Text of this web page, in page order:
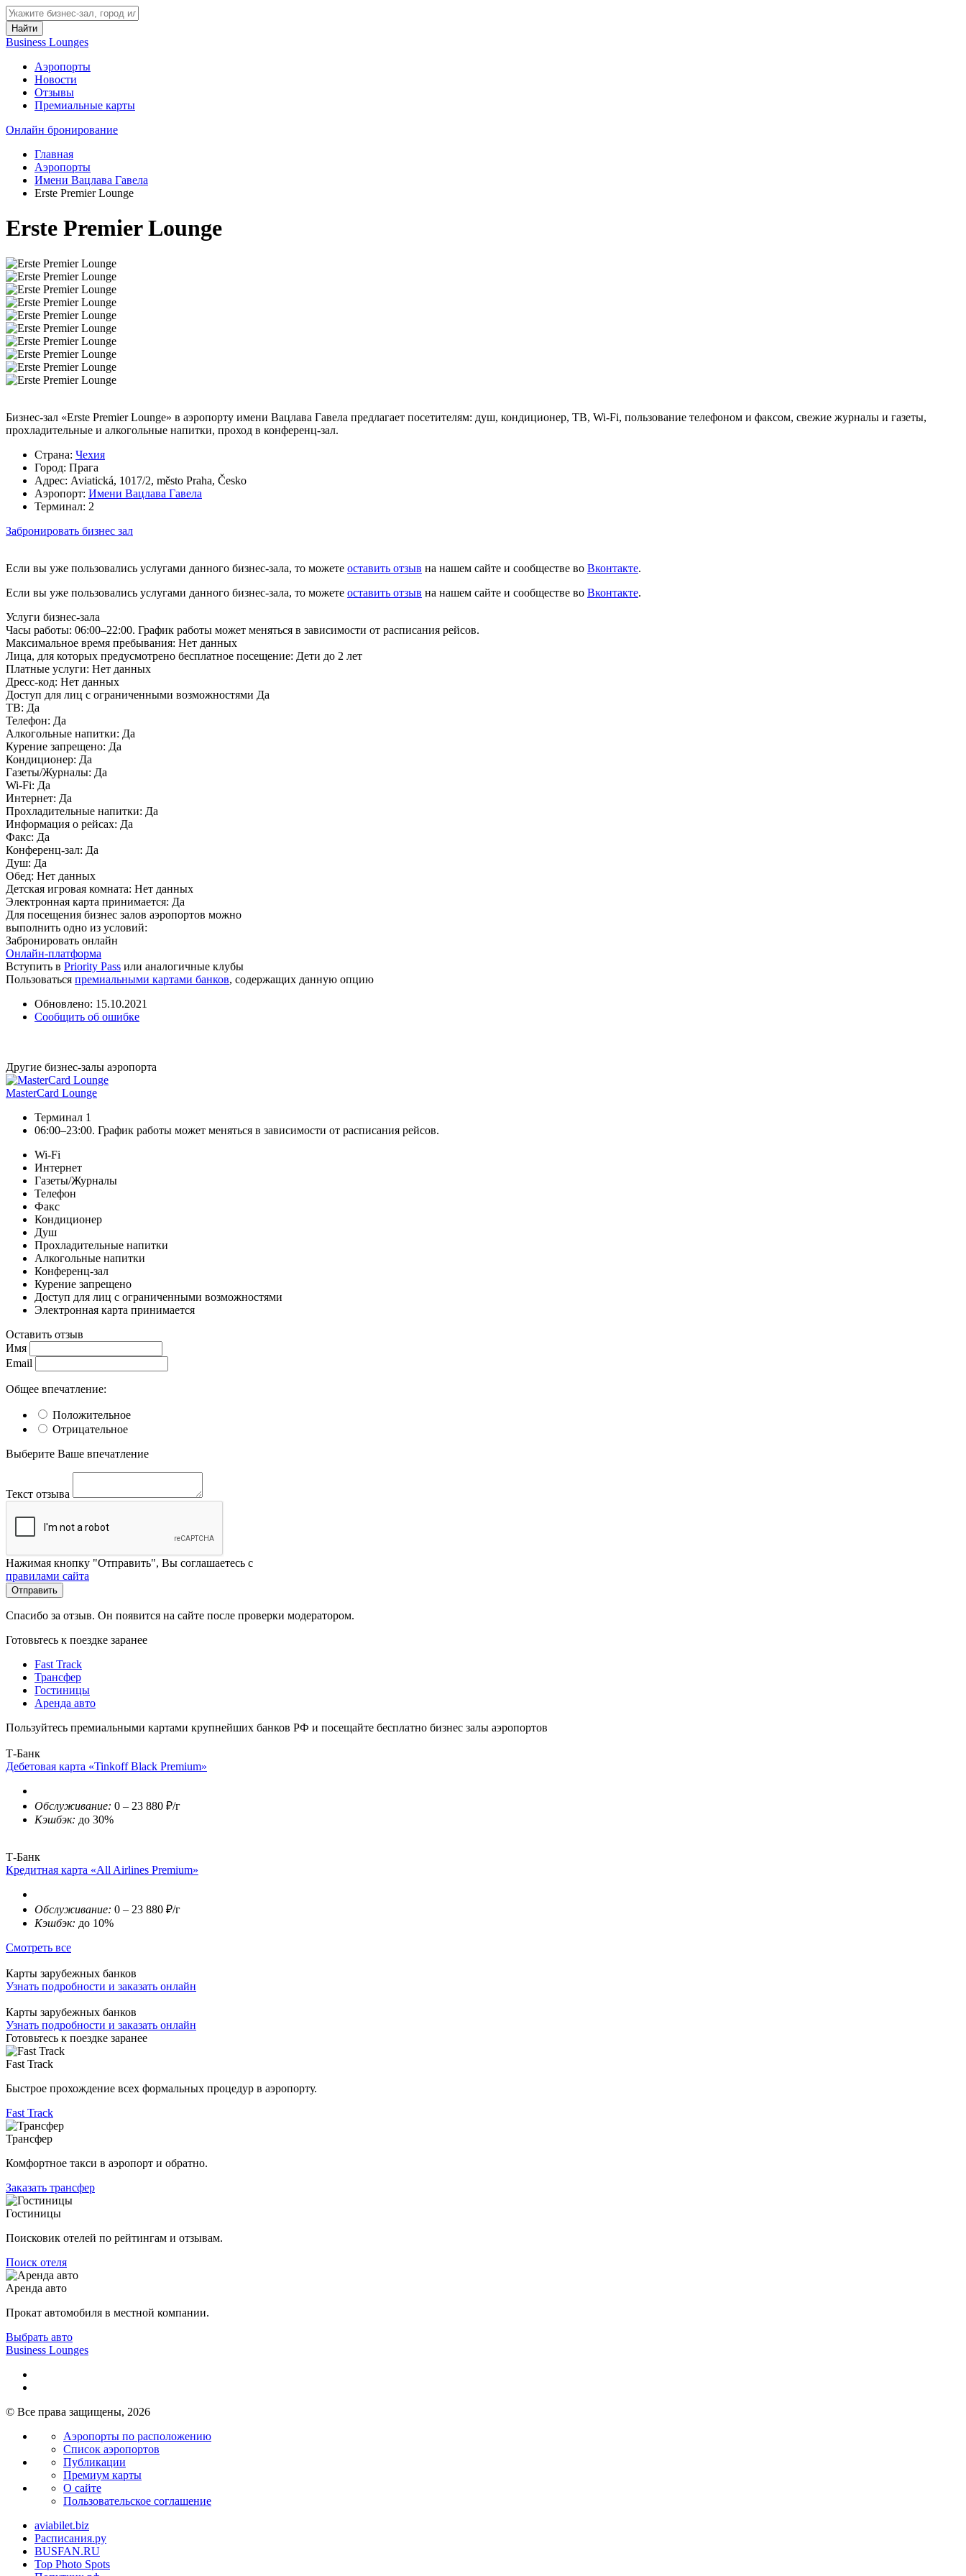
Найти
Business Lounges
Аэропорты
Новости
Отзывы
Премиальные карты
Онлайн бронирование
Главная
Аэропорты
Имени Вацлава Гавела
Erste Premier Lounge
Erste Premier Lounge
Бизнес-зал «Erste Premier Lounge» в аэропорту имени Вацлава Гавела предлагает посетителям: душ, кондиционер, ТВ, Wi-Fi, пользование телефоном и факсом, свежие журналы и газеты,
прохладительные и алкогольные напитки, проход в конференц-зал.
Страна: Чехия
Город: Прага
Адрес: Aviatická, 1017/2, město Praha, Česko
Аэропорт: Имени Вацлава Гавела
Терминал: 2
Забронировать бизнес зал
Если вы уже пользовались услугами данного бизнес-зала, то можете оставить отзыв на нашем сайте и сообществе во Вконтакте.
Если вы уже пользовались услугами данного бизнес-зала, то можете оставить отзыв на нашем сайте и сообществе во Вконтакте.
Услуги бизнес-зала
Часы работы: 06:00–22:00. График работы может меняться в зависимости от расписания рейсов.
Максимальное время пребывания: Нет данных
Лица, для которых предусмотрено бесплатное посещение: Дети до 2 лет
Платные услуги: Нет данных
Дресс-код: Нет данных
Доступ для лиц с ограниченными возможностями Да
ТВ: Да
Телефон: Да
Алкогольные напитки: Да
Курение запрещено: Да
Кондиционер: Да
Газеты/Журналы: Да
Wi-Fi: Да
Интернет: Да
Прохладительные напитки: Да
Информация о рейсах: Да
Факс: Да
Конференц-зал: Да
Душ: Да
Обед: Нет данных
Детская игровая комната: Нет данных
Электронная карта принимается: Да
Для посещения бизнес залов аэропортов можно
выполнить одно из условий:
Забронировать онлайн
Онлайн-платформа
Вступить в Priority Pass или аналогичные клубы
Пользоваться премиальными картами банков, содержащих данную опцию
Обновлено: 15.10.2021
Сообщить об ошибке
Другие бизнес-залы аэропорта
MasterCard Lounge
Терминал 1
06:00–23:00. График работы может меняться в зависимости от расписания рейсов.
Wi-Fi
Интернет
Газеты/Журналы
Телефон
Факс
Кондиционер
Душ
Прохладительные напитки
Алкогольные напитки
Конференц-зал
Курение запрещено
Доступ для лиц с ограниченными возможностями
Электронная карта принимается
Оставить отзыв
Имя
Email
Общее впечатление:
Положительное
Отрицательное
Выберите Ваше впечатление
Текст отзыва
Нажимая кнопку "Отправить", Вы соглашаетесь с
правилами сайта
Отправить
Спасибо за отзыв. Он появится на сайте после проверки модератором.
Готовьтесь к поездке заранее
Fast Track
Трансфер
Гостиницы
Аренда авто
Пользуйтесь премиальными картами крупнейших банков РФ и посещайте бесплатно бизнес залы аэропортов
Т-Банк
Дебетовая карта «Tinkoff Black Premium»
Обслуживание: 0 – 23 880 ₽/г
Кэшбэк: до 30%
Т-Банк
Кредитная карта «All Airlines Premium»
Обслуживание: 0 – 23 880 ₽/г
Кэшбэк: до 10%
Смотреть все
Карты зарубежных банков
Узнать подробности и заказать онлайн
Карты зарубежных банков
Узнать подробности и заказать онлайн
Готовьтесь к поездке заранее
Fast Track
Быстрое прохождение всех формальных процедур в аэропорту.
Fast Track
Трансфер
Комфортное такси в аэропорт и обратно.
Заказать трансфер
Гостиницы
Поисковик отелей по рейтингам и отзывам.
Поиск отеля
Аренда авто
Прокат автомобиля в местной компании.
Выбрать авто
Business Lounges
© Все права защищены, 2026
Аэропорты по расположению
Список аэропортов
Публикации
Премиум карты
О сайте
Пользовательское соглашение
aviabilet.biz
Расписания.ру
BUSFAN.RU
Top Photo Spots